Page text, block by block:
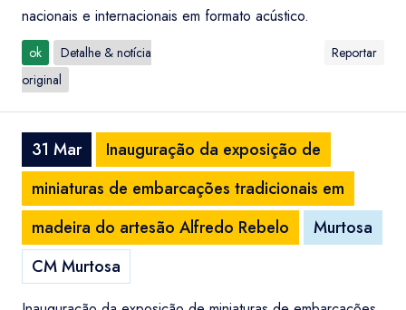
nacionais e internacionais em formato acústico.
ok
Detalhe & notícia
original
Reportar
31 Mar
Inauguração da exposição de
miniaturas de embarcações tradicionais em
madeira do artesão Alfredo Rebelo
Murtosa
CM Murtosa